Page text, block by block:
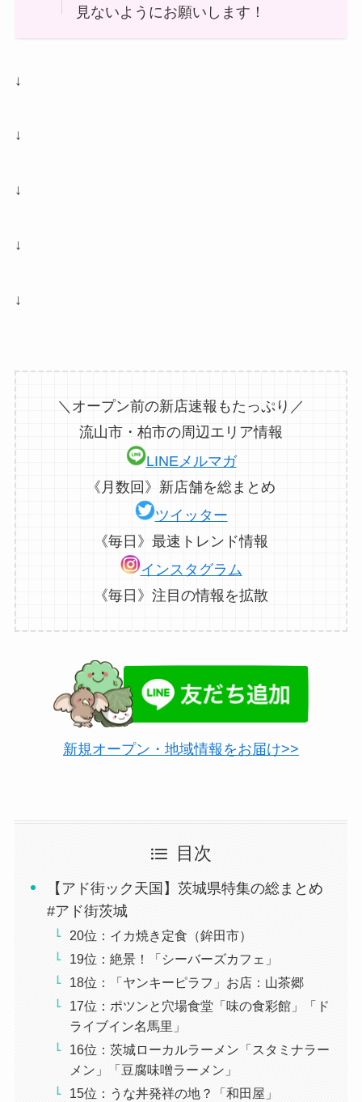
見ないようにお願いします！
↓
↓
↓
↓
↓
＼オープン前の新店速報もたっぷり／
流山市・柏市の周辺エリア情報
LINEメルマガ
《月数回》新店舗を総まとめ
ツイッター
《毎日》最速トレンド情報
インスタグラム
《毎日》注目の情報を拡散
新規オープン・地域情報をお届け>>
目次
【アド街ック天国】茨城県特集の総まとめ
#アド街茨城
20位：イカ焼き定食（鉾田市）
19位：絶景！「シーバーズカフェ」
18位：「ヤンキーピラフ」お店：山茶郷
17位：ポツンと穴場食堂「味の食彩館」「ド
ライブイン名馬里」
16位：茨城ローカルラーメン「スタミナラー
メン」「豆腐味噌ラーメン」
15位：うな丼発祥の地？「和田屋」